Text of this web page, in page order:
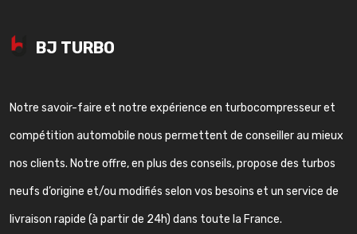
BJ TURBO
Notre savoir-faire et notre expérience en turbocompresseur et
compétition automobile nous permettent de conseiller au mieux
nos clients. Notre offre, en plus des conseils, propose des turbos
neufs d’origine et/ou modifiés selon vos besoins et un service de
livraison rapide (à partir de 24h) dans toute la France.